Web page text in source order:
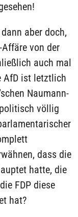
aber doch,
von der
auch mal
AfD ist letztlich
Naumann-
völlig
dass die
hatte, die
FDP diese
hat?